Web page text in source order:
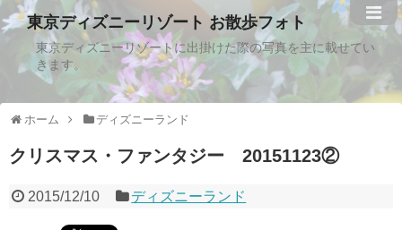
東京ディズニーリゾート お散歩フォト
東京ディズニーリゾートに出掛けた際の写真を主に載せてい
きます。
ホーム ディズニーランド
クリスマス・ファンタジー 20151123②
2015/12/10 ディズニーランド